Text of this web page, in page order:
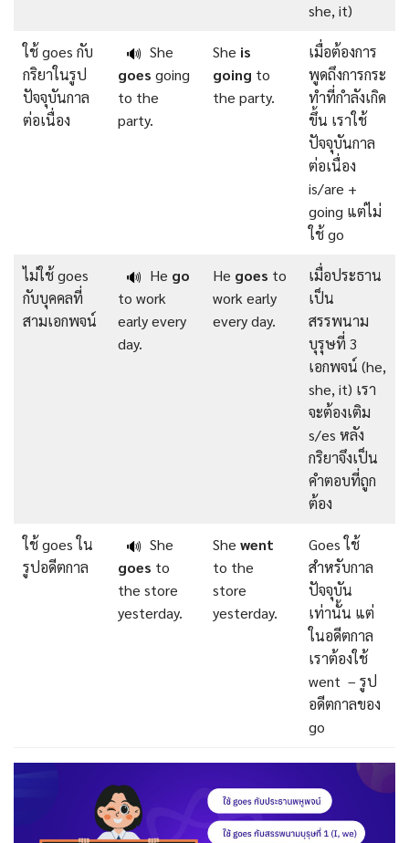
she, it)
ใช้ goes กับ
กริยาในรูป
ปัจจุบันกาล
ต่อเนื่อง
🔊 She
goes going
to the
party.
She is
going to
the party.
เมื่อต้องการ
พูดถึงการกระ
ทำที่กำลังเกิด
ขึ้น เราใช้
ปัจจุบันกาล
ต่อเนื่อง
is/are +
going แต่ไม่
ใช้ go
ไม่ใช้ goes
กับบุคคลที่
สามเอกพจน์
🔊 He go
to work
early every
day.
He goes to
work early
every day.
เมื่อประธาน
เป็น
สรรพนาม
บุรุษที่ 3
เอกพจน์ (he,
she, it) เรา
จะต้องเติม
s/es หลัง
กริยาจึงเป็น
คำตอบที่ถูก
ต้อง
ใช้ goes ใน
รูปอดีตกาล
🔊 She
goes to
the store
yesterday.
She went
to the
store
yesterday.
Goes ใช้
สำหรับกาล
ปัจจุบัน
เท่านั้น แต่
ในอดีตกาล
เราต้องใช้
went – รูป
อดีตกาลของ
go